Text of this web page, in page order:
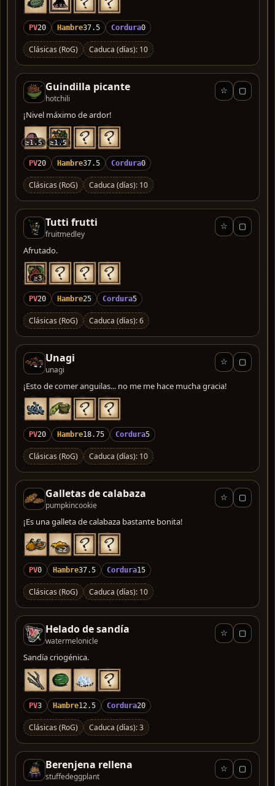
PV20 Hambre37.5 Cordura0
Clásicas (RoG) Caduca (días): 10
Guindilla picante
hotchili
☆ ▢
¡Nivel máximo de ardor!
≥1.5 ≥1.5
PV20 Hambre37.5 Cordura0
Clásicas (RoG) Caduca (días): 10
Tutti frutti
fruitmedley
☆ ▢
Afrutado.
≥3
PV20 Hambre25 Cordura5
Clásicas (RoG) Caduca (días): 6
Unagi
unagi
☆ ▢
¡Esto de comer anguilas... no me me hace mucha gracia!
PV20 Hambre18.75 Cordura5
Clásicas (RoG) Caduca (días): 10
Galletas de calabaza
pumpkincookie
☆ ▢
¡Es una galleta de calabaza bastante bonita!
≥2
PV0 Hambre37.5 Cordura15
Clásicas (RoG) Caduca (días): 10
Helado de sandía
watermelonicle
☆ ▢
Sandía criogénica.
PV3 Hambre12.5 Cordura20
Clásicas (RoG) Caduca (días): 3
Berenjena rellena
stuffedeggplant
☆ ▢